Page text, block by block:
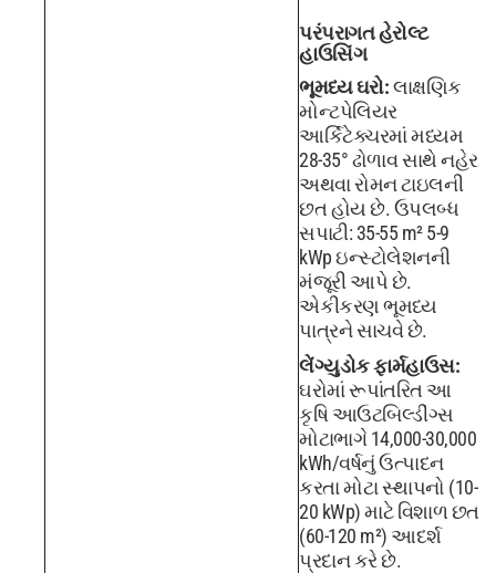
પરંપરાગત હેરોલ્ટ
હાઉસિંગ
ભૂમધ્ય ઘરો:લાક્ષણિક
મોન્ટપેલિયર
આર્કિટેક્ચરમાં મધ્યમ
28-35° ઢોળાવ સાથે નહેર
અથવા રોમન ટાઇલની
છત હોય છે. ઉપલબ્ધ
સપાટી: 35-55 m² 5-9
kWp ઇન્સ્ટોલેશનની
મંજૂરી આપે છે.
એકીકરણ ભૂમધ્ય
પાત્રને સાચવે છે.
લેંગ્યુડોક ફાર્મહાઉસ:
ઘરોમાં રૂપાંતરિત આ
કૃષિ આઉટબિલ્ડીંગ્સ
મોટાભાગે 14,000-30,000
kWh/વર્ષનું ઉત્પાદન
કરતા મોટા સ્થાપનો (10-
20 kWp) માટે વિશાળ છત
(60-120 m²) આદર્શ
પ્રદાન કરે છે.